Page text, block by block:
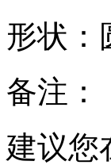
形状：
备注：
建议您